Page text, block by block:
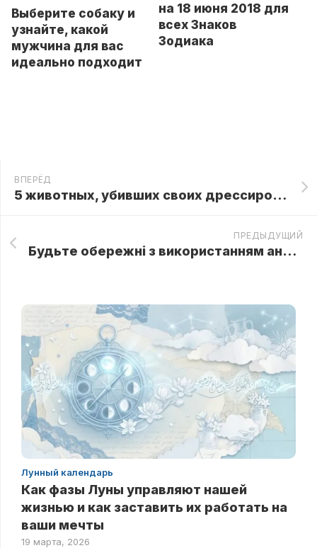
Выберите собаку и
узнайте, какой
мужчина для вас
идеально подходит
на 18 июня 2018 для
всех Знаков
Зодиака
ВПЕРЁД
5 животных, убивших своих дрессировщиков
ПРЕДЫДУЩИЙ
Будьте обережні з використанням антисептиків!! Хімічний опік 1-2 ступеня, нестерпний біль, температура, опухші руки
Лунный календарь
Как фазы Луны управляют нашей
жизнью и как заставить их работать на
ваши мечты
19 марта, 2026